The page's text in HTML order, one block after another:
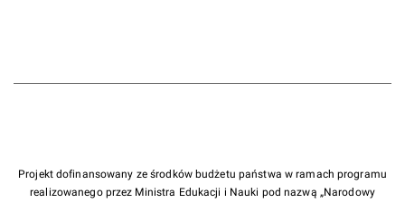
Projekt dofinansowany ze środków budżetu państwa w ramach programu
realizowanego przez Ministra Edukacji i Nauki pod nazwą „Narodowy